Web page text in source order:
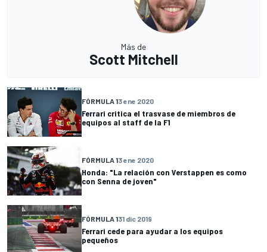
Más de
Scott Mitchell
FÓRMULA 13 ene 2020
Ferrari critica el trasvase de miembros de
equipos al staff de la F1
FÓRMULA 13 ene 2020
Honda: "La relación con Verstappen es como
con Senna de joven"
FÓRMULA 131 dic 2019
Ferrari cede para ayudar a los equipos
pequeños